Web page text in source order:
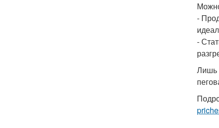
-
-
Лишь